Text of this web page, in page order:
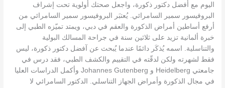
اليوم مع أفضل دكتور ذكورة، واجعل صحتك أولوية تحت إشراف
البروفيسور سمير السامرائي. يُعتبَر البروفيسور سمير السامرائي من
أرفع أساطين أمراض الذكورة والعقم في دبي، ويمتد تميّزه الطبي إلى
خبرة ألمانية تزيد على ثلاثين سنة في جراحة المسالك البولية
والتناسلية. اسمه يُذكَر دائمًا عندما يُبحث عن آفضل دكتور ذكورة، ليس
فقط لشهرته ولكن لدقّته في التقييم والكشف الطبي، فقد درس في
جامعتي Heidelberg و Johannes Gutenberg وأكمل الدراسات العليا
في مجال الذكورة وأمراض الجهاز التناسلي. الدكتور السامرائي لا